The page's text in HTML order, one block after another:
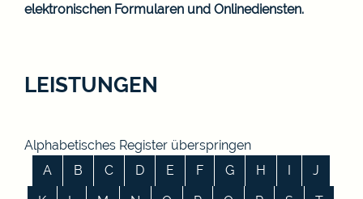
elektronischen Formularen und Onlinediensten.
LEISTUNGEN
Alphabetisches Register überspringen
A
B C D E F G H I
J